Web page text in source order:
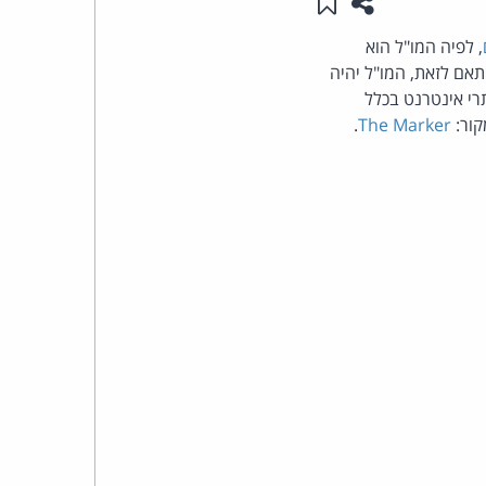
, לפיה המו"ל הוא
לזאת, המו"ל יהיה
אינטרנט בכלל
The Marker
.